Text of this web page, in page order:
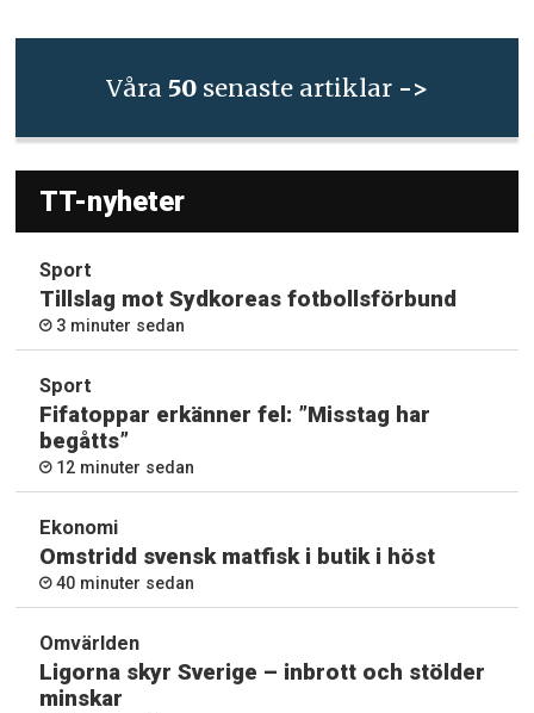
Våra 50 senaste artiklar ->
TT-nyheter
Sport
Tillslag mot Sydkoreas fotbollsförbund
3 minuter sedan
Sport
Fifatoppar erkänner fel: ”Misstag har
begåtts”
12 minuter sedan
Ekonomi
Omstridd svensk matfisk i butik i höst
40 minuter sedan
Omvärlden
Ligorna skyr Sverige – inbrott och stölder
minskar